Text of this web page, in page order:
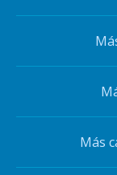
Más